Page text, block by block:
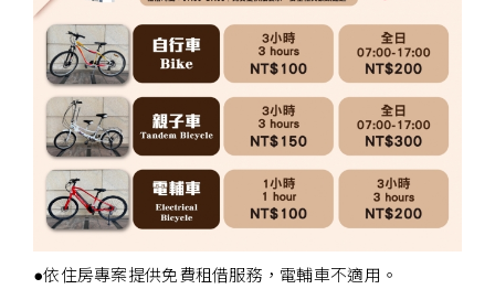
●依住房專案提供免費租借服務，電輔車不適用。